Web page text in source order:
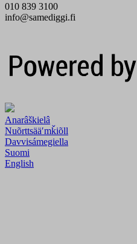
010 839 3100
info@samediggi.fi
Anarâškielâ
Nuõrttsääʹmǩiõll
Davvisámegiella
Suomi
English